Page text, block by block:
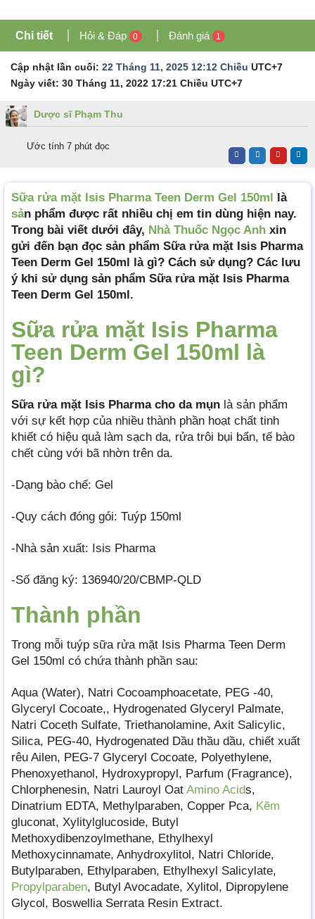
Chi tiết Hỏi & Đáp 0 Đánh giá 1
Cập nhật lần cuối: 22 Tháng 11, 2025 12:12 Chiều UTC+7
Ngày viết: 30 Tháng 11, 2022 17:21 Chiều UTC+7
Dược sĩ Phạm Thu
Ước tính 7 phút đọc
Sữa rửa mặt Isis Pharma Teen Derm Gel 150ml là
sản phẩm được rất nhiều chị em tin dùng hiện nay.
Trong bài viết dưới đây, Nhà Thuốc Ngọc Anh xin
gửi đến bạn đọc sản phẩm Sữa rửa mặt Isis Pharma
Teen Derm Gel 150ml là gì? Cách sử dụng? Các lưu
ý khi sử dụng sản phẩm Sữa rửa mặt Isis Pharma
Teen Derm Gel 150ml.
Sữa rửa mặt Isis Pharma
Teen Derm Gel 150ml là
gì?
Sữa rửa mặt Isis Pharma cho da mụn là sản phẩm
với sự kết hợp của nhiều thành phần hoạt chất tinh
khiết có hiệu quả làm sạch da, rửa trôi bụi bẩn, tế bào
chết cùng với bã nhờn trên da.
-Dạng bào chế: Gel
-Quy cách đóng gói: Tuýp 150ml
-Nhà sản xuất: Isis Pharma
-Số đăng ký: 136940/20/CBMP-QLD
Thành phần
Trong mỗi tuýp sữa rửa mặt Isis Pharma Teen Derm
Gel 150ml có chứa thành phần sau:
Aqua (Water), Natri Cocoamphoacetate, PEG -40,
Glyceryl Cocoate,, Hydrogenated Glyceryl Palmate,
Natri Coceth Sulfate, Triethanolamine, Axit Salicylic,
Silica, PEG-40, Hydrogenated Dầu thầu dầu, chiết xuất
rêu Ailen, PEG-7 Glyceryl Cocoate, Polyethylene,
Phenoxyethanol, Hydroxypropyl, Parfum (Fragrance),
Chlorphenesin, Natri Lauroyl Oat Amino Acids,
Dinatrium EDTA, Methylparaben, Copper Pca, Kẽm
gluconat, Xylitylglucoside, Butyl
Methoxydibenzoylmethane, Ethylhexyl
Methoxycinnamate, Anhydroxylitol, Natri Chloride,
Butylparaben, Ethylparaben, Ethylhexyl Salicylate,
Propylparaben, Butyl Avocadate, Xylitol, Dipropylene
Glycol, Boswellia Serrata Resin Extract.